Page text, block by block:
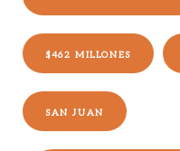
$462 MILLONES
SAN JUAN